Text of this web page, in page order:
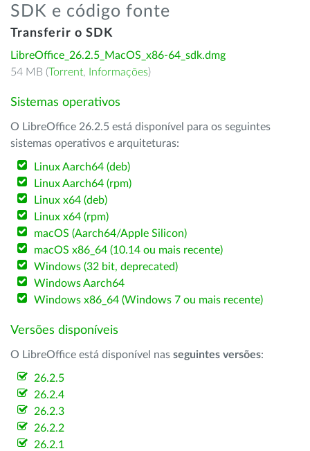
SDK e código fonte
Transferir o SDK
LibreOffice_26.2.5_MacOS_x86-64_sdk.dmg
54 MB (Torrent, Informações)
Sistemas operativos
O LibreOffice 26.2.5 está disponível para os seguintes
sistemas operativos e arquiteturas:
Linux Aarch64 (deb)
Linux Aarch64 (rpm)
Linux x64 (deb)
Linux x64 (rpm)
macOS (Aarch64/Apple Silicon)
macOS x86_64 (10.14 ou mais recente)
Windows (32 bit, deprecated)
Windows Aarch64
Windows x86_64 (Windows 7 ou mais recente)
Versões disponíveis
O LibreOffice está disponível nas seguintes versões:
26.2.5
26.2.4
26.2.3
26.2.2
26.2.1